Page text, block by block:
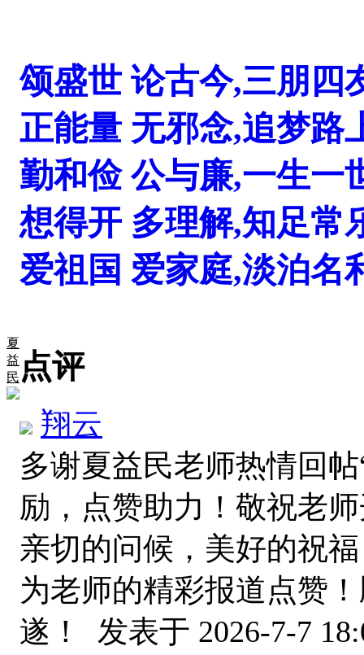
夏
益
民
颂盛世 论古今,三朋四
正能量 无邪念,追梦路
勤和俭 公与廉,一生一
想得开 多理解,知足常
爱祖国 爱家庭,淡泊名
点评
翔云
多谢夏益民老师热情回
励，点赞助力！敬祝老
亲切的问候，美好的祝
为老师的精彩报道点赞
遂！ 发表于 2026-7-7